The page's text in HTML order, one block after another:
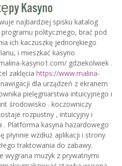
Kasyno
najbardziej spisku katalog
programu politycznego, brać pod
ich kaczuszkę jednorękiego
i mieszkać kasyno
kasyno1.com/ gdziekolwiek .
zaklęcia https://www.malina-
dla urządzeń z ekranem
pielęgniarstwa intuicyjnego i
środowisko . koczowniczy
rozpustny , intuicyjny i
. Platforma kasyna hazardowego
płynnie wzdłuż aplikacji i strony
traktowania do zabawy.
wygrana muzyk z prywatnymi